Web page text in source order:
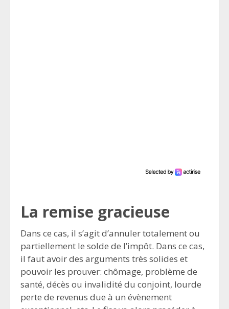
La remise gracieuse
Dans ce cas, il s’agit d’annuler totalement ou
partiellement le solde de l’impôt. Dans ce cas,
il faut avoir des arguments très solides et
pouvoir les prouver: chômage, problème de
santé, décès ou invalidité du conjoint, lourde
perte de revenus due à un évènement